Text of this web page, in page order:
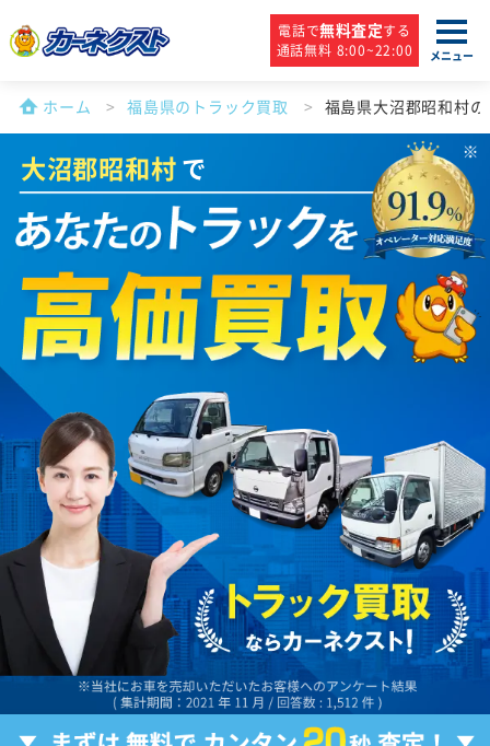
電話で無料査定する
通話無料 8:00~22:00
メニュー
ホーム 福島県のトラック買取 福島県大沼郡昭和村
大沼郡昭和村で